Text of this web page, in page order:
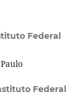
Federal
Federal